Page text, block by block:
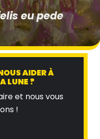
eu pede
AIDER À
LUNE ?
et nous vous
!